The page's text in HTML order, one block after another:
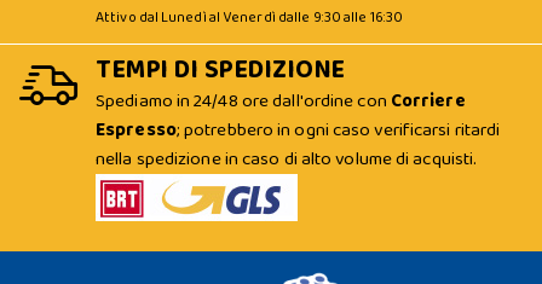
Attivo dal Lunedì al Venerdì dalle 9:30 alle 16:30
TEMPI DI SPEDIZIONE
Spediamo in 24/48 ore dall'ordine con Corriere
Espresso; potrebbero in ogni caso verificarsi ritardi
nella spedizione in caso di alto volume di acquisti.